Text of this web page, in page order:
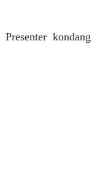
Presenter kondang